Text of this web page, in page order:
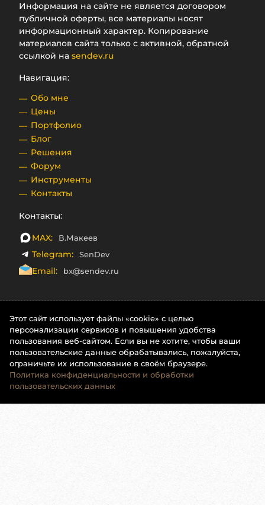
Информация на сайте не является договором
публичной оферты, все материалы носят
информационный характер. Копирование
материалов сайта только с активной, обратной
ссылкой на sendev.ru
Навигация:
Обо мне
Цены
Портфолио
Блог
Решения
Форум
Инструменты
Контакты
Контакты:
MAX: В.Макеев
Telegram: SenDev
Email: bx@sendev.ru
Этот сайт использует файлы «cookie» с целью
персонализации сервисов и повышения удобства
пользования веб-сайтом. Если вы не хотите, чтобы ваши
пользовательские данные обрабатывались, пожалуйста,
ограничьте их использование в своём браузере.
Политика конфиденциальности и обработки
пользовательских данных